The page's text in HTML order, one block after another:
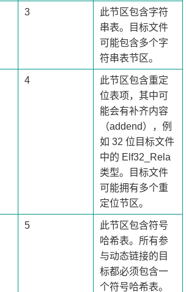
3
此节区包含字符
串表。目标文件
可能包含多个字
符串表节区。
4
此节区包含重定
位表项，其中可
能会有补齐内容
（addend），例
如 32 位目标文件
中的 Elf32_Rela
类型。目标文件
可能拥有多个重
定位节区。
5
此节区包含符号
哈希表。所有参
与动态链接的目
标都必须包含一
个符号哈希表。